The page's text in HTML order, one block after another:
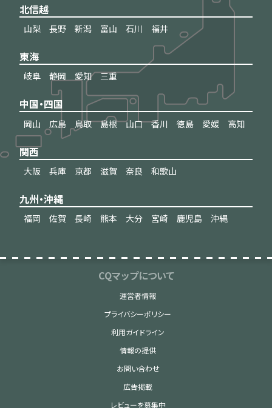
北信越
山梨 長野 新潟 富山 石川 福井
東海
岐阜 静岡 愛知 三重
中国・四国
岡山 広島 鳥取 島根 山口 香川 徳島 愛媛 高知
関西
大阪 兵庫 京都 滋賀 奈良 和歌山
九州・沖縄
福岡 佐賀 長崎 熊本 大分 宮崎 鹿児島 沖縄
CQマップについて
運営者情報
プライバシーポリシー
利用ガイドライン
情報の提供
お問い合わせ
広告掲載
レビューを募集中